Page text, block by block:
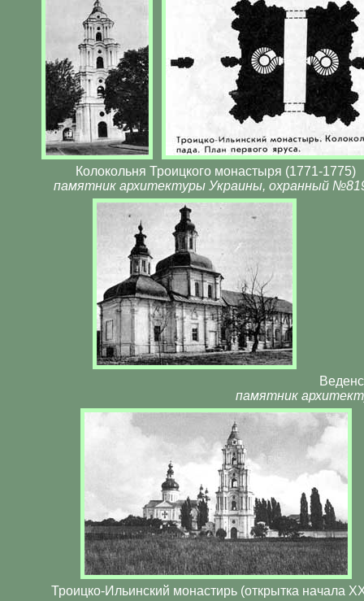
Колокольня Троицкого монастыря (1771-1775)
памятник архитектуры Украины, охранный
памятник
Троицко-Ильинский монастирь (открытка начала